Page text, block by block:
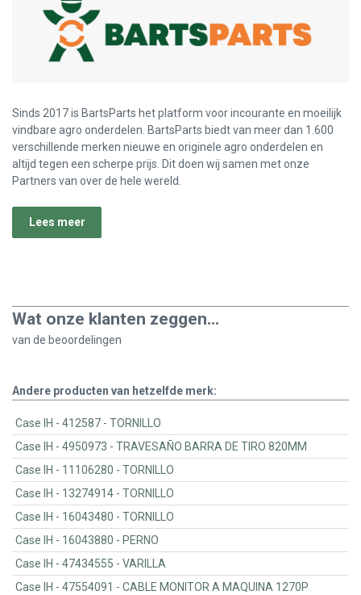
Sinds 2017 is BartsParts het platform voor incourante en moeilijk
vindbare agro onderdelen. BartsParts biedt van meer dan 1.600
verschillende merken nieuwe en originele agro onderdelen en
altijd tegen een scherpe prijs. Dit doen wij samen met onze
Partners van over de hele wereld.
Lees meer
Wat onze klanten zeggen...
van de beoordelingen
Andere producten van hetzelfde merk:
Case IH - 412587 - TORNILLO
Case IH - 4950973 - TRAVESAÑO BARRA DE TIRO 820MM
Case IH - 11106280 - TORNILLO
Case IH - 13274914 - TORNILLO
Case IH - 16043480 - TORNILLO
Case IH - 16043880 - PERNO
Case IH - 47434555 - VARILLA
Case IH - 47554091 - CABLE MONITOR A MAQUINA 1270P